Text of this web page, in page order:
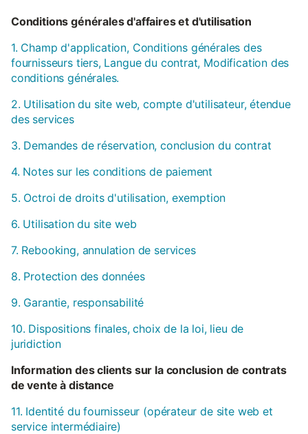
Conditions générales d'affaires et d'utilisation
1. Champ d'application, Conditions générales des
fournisseurs tiers, Langue du contrat, Modification des
conditions générales.
2. Utilisation du site web, compte d'utilisateur, étendue
des services
3. Demandes de réservation, conclusion du contrat
4. Notes sur les conditions de paiement
5. Octroi de droits d'utilisation, exemption
6. Utilisation du site web
7. Rebooking, annulation de services
8. Protection des données
9. Garantie, responsabilité
10. Dispositions finales, choix de la loi, lieu de
juridiction
Information des clients sur la conclusion de contrats
de vente à distance
11. Identité du fournisseur (opérateur de site web et
service intermédiaire)